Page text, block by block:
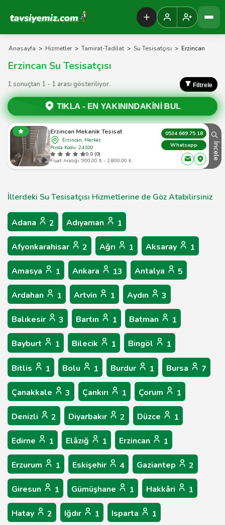
Tavsiyemiz Anasayfa
Anasayfa > Hizmetler > Tamirat-Tadilat > Su Tesisatçısı > Erzincan
Erzincan Su Tesisatçısı
1 sonuçtan 1 - 1 arası gösteriliyor. Filtrele
TIKLA - EN YAKININDAKİNİ BUL
Erzincan Mekanik Tesisat
Erzincan, Merkez
Posta Kodu: 24100
0.0 (0)
Fiyat Aralığı: 900,00 ₺ - 2.800,00 ₺
0534 669 75 18
Whatsapp
İncele
İllerdeki Su Tesisatçısı Hizmetlerine de Göz Atabilirsiniz
Adana 2 Adıyaman 1
Afyonkarahisar 2 Ağrı 1 Aksaray 1
Amasya 1 Ankara 13 Antalya 5
Ardahan 1 Artvin 1 Aydın 3
Balıkesir 3 Bartın 1 Batman 1
Bayburt 1 Bilecik 1 Bingöl 1
Bitlis 1 Bolu 1 Burdur 1 Bursa 7
Çanakkale 3 Çankırı 1 Çorum 1
Denizli 2 Diyarbakır 2 Düzce 1
Edirne 1 Elâzığ 1 Erzincan 1
Erzurum 1 Eskişehir 4 Gaziantep 2
Giresun 1 Gümüşhane 1 Hakkâri 1
Hatay 2 Iğdır 1 Isparta 1